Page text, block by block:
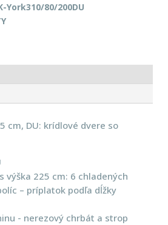
York310/80/200DU
cm, DU: krídlové dvere so
výška 225 cm: 6 chladených
– príplatok podľa dĺžky
- nerezový chrbát a strop